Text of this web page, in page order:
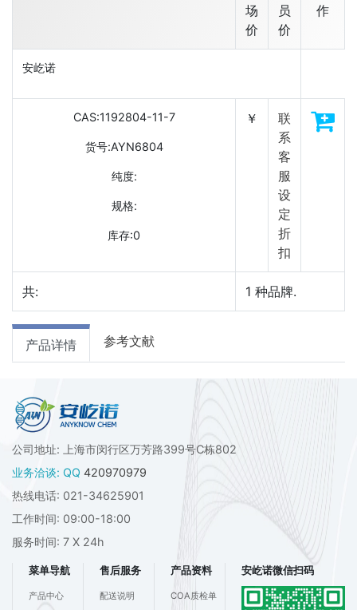
场
价
员
价
作
安屹诺
CAS:1192804-11-7
货号:AYN6804
纯度:
规格:
库存:0
￥
联
系
客
服
设
定
折
扣
共: 1 种品牌.
产品详情 参考文献
公司地址: 上海市闵行区万芳路399号C栋802
业务洽谈: QQ 420970979
热线电话: 021-34625901
工作时间: 09:00-18:00
服务时间: 7 X 24h
菜单导航
产品中心
售后服务
配送说明
产品资料
COA质检单
安屹诺微信扫码